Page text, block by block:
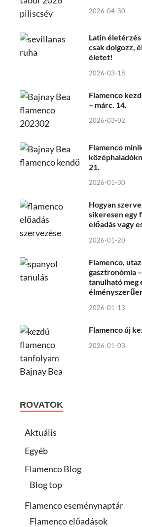
2026-04-30
Latin
csak dolgozz,
életet!
2026-03-18
Flamenco
– márc. 14.
2026-03-02
Flamenco
21.
2026-01-30
Hogyan
sikeresen egy
előadás vagy
2026-01-20
Flamenco,
gasztronómia
tanulható meg
2026-01-13
Flamenco új
2026-01-03
ROVATOK
Aktuális
Egyéb
Flamenco Blog
Blog top
Flamenco eseménynaptár
Flamenco előadások